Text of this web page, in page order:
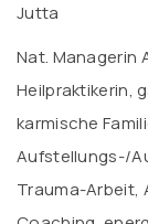
Jutta
Nat. Managerin
Heilpraktikerin,
karmische
Aufstellungs-/
Trauma-Arbeit,